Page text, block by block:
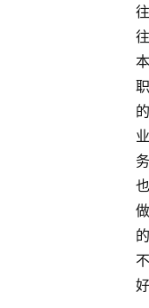
往
往
本
职
的
业
务
也
做
的
不
好